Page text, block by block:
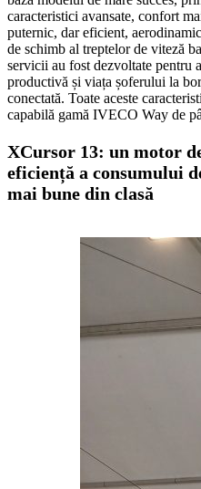
caracteristici avansate, confort
puternic, dar eficient,
de schimb al treptelor de viteză
servicii au fost dezvoltate pentru
productivă și viața șoferului la
conectată. Toate aceste
capabilă gamă IVECO Way de
XCursor 13: un motor
eficiență a consumului
mai bune din clasă